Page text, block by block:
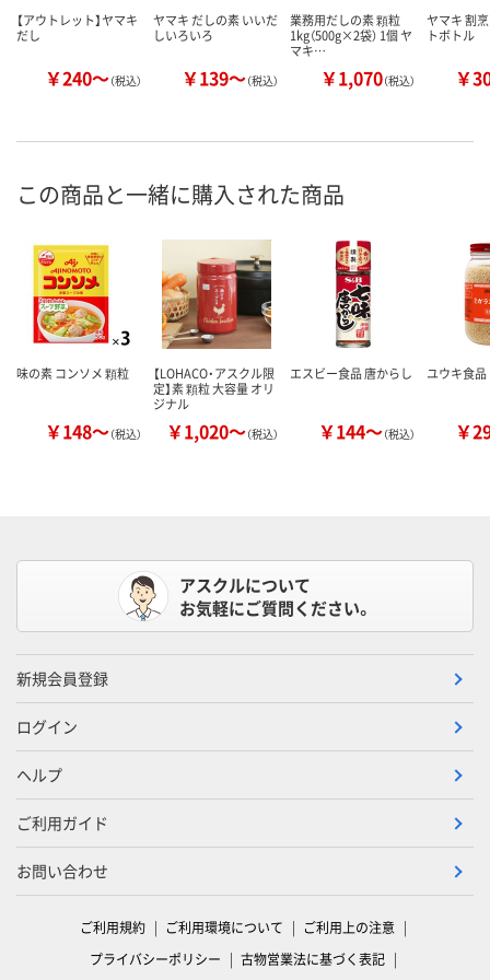
【アウトレット】ヤマキ
だし
￥240～（税込）
ヤマキ だしの素 いいだ
しいろいろ
￥139～（税込）
業務用だしの素 顆粒
1kg（500g×2袋） 1個 ヤ
マキ…
￥1,070（税込）
ヤマキ 割
トボトル
￥
この商品と一緒に購入された商品
味の素 コンソメ 顆粒
￥148～（税込）
【LOHACO・アスクル限
定】素 顆粒 大容量 オリ
ジナル
￥1,020～（税込）
エスビー食品 唐からし
￥144～（税込）
ユウキ食
￥
アスクルについて
お気軽にご質問ください。
新規会員登録
ログイン
ヘルプ
ご利用ガイド
お問い合わせ
ご利用規約 ご利用環境について
ご利用上の注意
プライバシーポリシー
古物営業法に基づく表記